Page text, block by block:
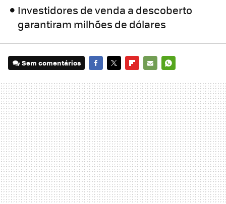
Investidores de venda a descoberto
garantiram milhões de dólares
Sem comentários
MAIL